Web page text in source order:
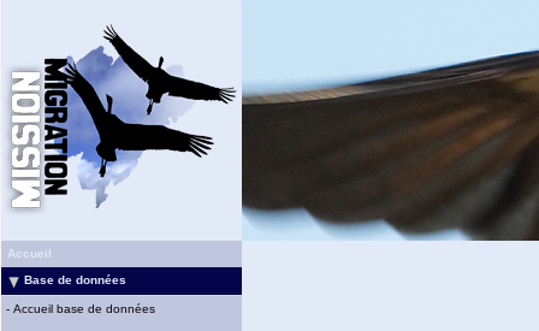
Accueil
Base de données
- Accueil base de données